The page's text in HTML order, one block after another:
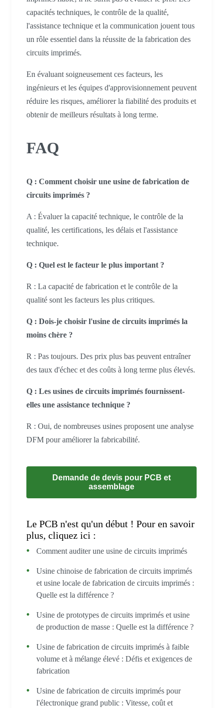
capacités techniques, le contrôle de la qualité,
l'assistance technique et la communication jouent tous
un rôle essentiel dans la réussite de la fabrication des
circuits imprimés.
En évaluant soigneusement ces facteurs, les
ingénieurs et les équipes d'approvisionnement peuvent
réduire les risques, améliorer la fiabilité des produits et
obtenir de meilleurs résultats à long terme.
FAQ
Q : Comment choisir une usine de fabrication de
circuits imprimés ?
A : Évaluer la capacité technique, le contrôle de la
qualité, les certifications, les délais et l'assistance
technique.
Q : Quel est le facteur le plus important ?
R : La capacité de fabrication et le contrôle de la
qualité sont les facteurs les plus critiques.
Q : Dois-je choisir l'usine de circuits imprimés la
moins chère ?
R : Pas toujours. Des prix plus bas peuvent entraîner
des taux d'échec et des coûts à long terme plus élevés.
Q : Les usines de circuits imprimés fournissent-
elles une assistance technique ?
R : Oui, de nombreuses usines proposent une analyse
DFM pour améliorer la fabricabilité.
Demande de devis pour PCB et
assemblage
Le PCB n'est qu'un début ! Pour en savoir
plus, cliquez ici :
Comment auditer une usine de circuits imprimés
Usine chinoise de fabrication de circuits imprimés
et usine locale de fabrication de circuits imprimés :
Quelle est la différence ?
Usine de prototypes de circuits imprimés et usine
de production de masse : Quelle est la différence ?
Usine de fabrication de circuits imprimés à faible
volume et à mélange élevé : Défis et exigences de
fabrication
Usine de fabrication de circuits imprimés pour
l'électronique grand public : Vitesse, coût et